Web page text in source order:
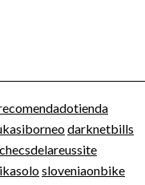
darknetbills
sloveniaonbike